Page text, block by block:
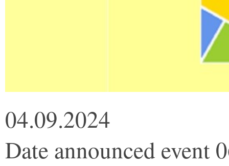
04.09.2024
Date announced event